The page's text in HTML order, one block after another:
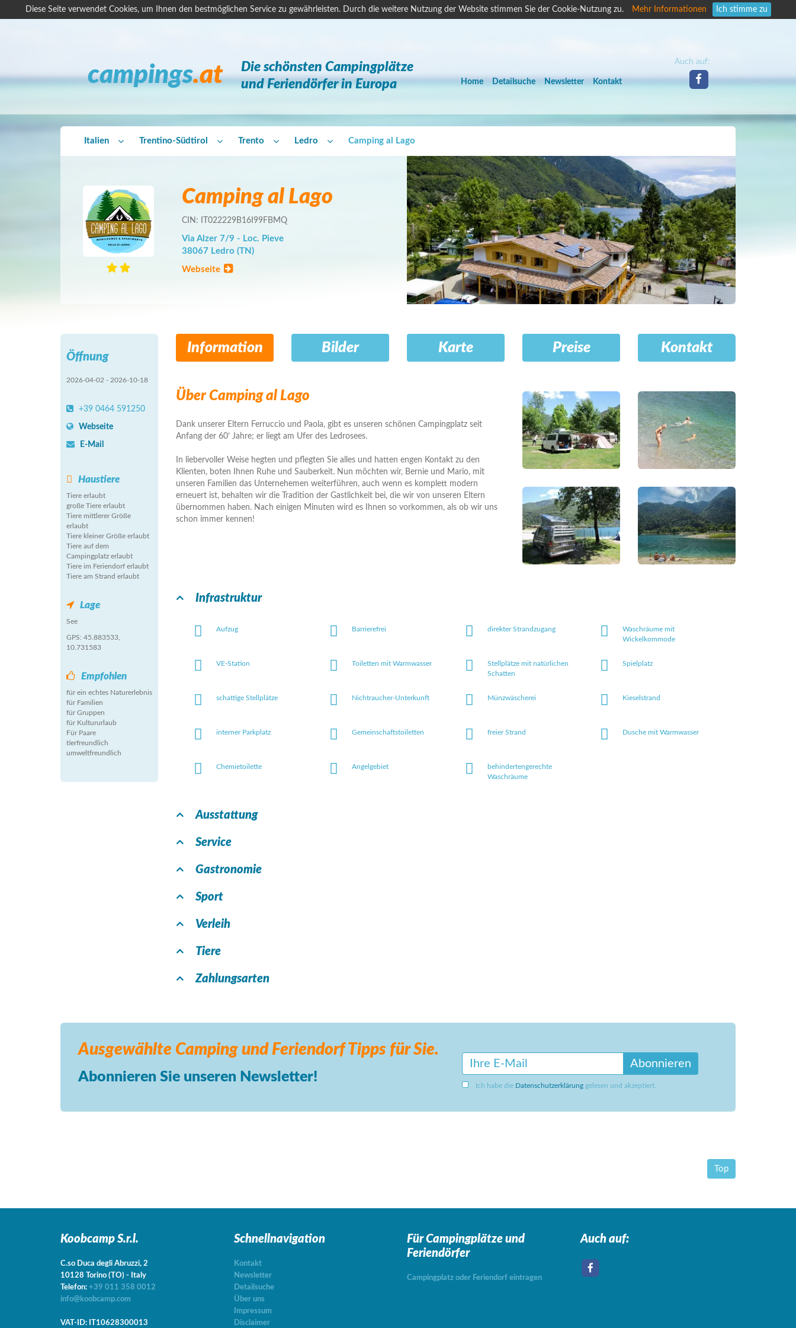
Diese Seite verwendet Cookies, um Ihnen den bestmöglichen Service zu gewährleisten. Durch die weitere Nutzung der Website stimmen Sie der Cookie-Nutzung zu. Mehr Informationen Ich stimme zu
campings.at
Die schönsten Campingplätze
und Feriendörfer in Europa
Home Detailsuche Newsletter Kontakt
Auch auf:
Italien Trentino-Südtirol Trento Ledro Camping al Lago
Camping al Lago
CIN: IT022229B16I99FBMQ
Via Alzer 7/9 - Loc. Pieve
38067 Ledro (TN)
Webseite
Öffnung
2026-04-02 - 2026-10-18
+39 0464 591250
Webseite
E-Mail
Haustiere
Tiere erlaubt
große Tiere erlaubt
Tiere mittlerer Größe
erlaubt
Tiere kleiner Größe erlaubt
Tiere auf dem
Campingplatz erlaubt
Tiere im Feriendorf erlaubt
Tiere am Strand erlaubt
Lage
See
GPS: 45.883533,
10.731583
Empfohlen
für ein echtes Naturerlebnis
für Familien
für Gruppen
für Kultururlaub
Für Paare
tierfreundlich
umweltfreundlich
Information Bilder Karte Preise Kontakt
Über Camping al Lago
Dank unserer Eltern Ferruccio und Paola, gibt es unseren schönen Campingplatz seit
Anfang der 60’ Jahre; er liegt am Ufer des Ledrosees.
In liebervoller Weise hegten und pflegten Sie alles und hatten engen Kontakt zu den
Klienten, boten Ihnen Ruhe und Sauberkeit. Nun möchten wir, Bernie und Mario, mit
unseren Familien das Unternehemen weiterführen, auch wenn es komplett modern
erneuert ist, behalten wir die Tradition der Gastlichkeit bei, die wir von unseren Eltern
übernommen haben. Nach einigen Minuten wird es Ihnen so vorkommen, als ob wir uns
schon immer kennen!
Infrastruktur
Aufzug Barrierefrei direkter Strandzugang
Waschräume mit
Wickelkommode
VE-Station Toiletten mit Warmwasser
Stellplätze mit natürlichen
Schatten
Spielplatz
schattige Stellplätze Nichtraucher-Unterkunft Münzwäscherei Kieselstrand
interner Parkplatz Gemeinschaftstoiletten freier Strand Dusche mit Warmwasser
Chemietoilette Angelgebiet
behindertengerechte
Waschräume
Ausstattung
Service
Gastronomie
Sport
Verleih
Tiere
Zahlungsarten
Ausgewählte Camping und FeriendorfTipps für Sie.
Abonnieren Sie unseren Newsletter!
Abonnieren
Ich habe die Datenschutzerklärunggelesen und akzeptiert.
Top
Koobcamp S.r.l.
C.so Duca degli Abruzzi, 2
10128 Torino (TO) - Italy
Telefon: +39 011 358 0012
info@koobcamp.com
VAT-ID: IT10628300013
Schnellnavigation
Kontakt
Newsletter
Detailsuche
Über uns
Impressum
Disclaimer
Für Campingplätze und
Feriendörfer
Campingplatz oder Feriendorf eintragen
Auch auf: